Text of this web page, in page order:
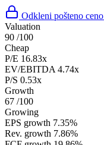
Odkleni pošteno ceno
Valuation
90 /100
Cheap
P/E 16.83x
EV/EBITDA 4.74x
P/S 0.53x
Growth
67 /100
Growing
EPS growth 7.35%
Rev. growth 7.86%